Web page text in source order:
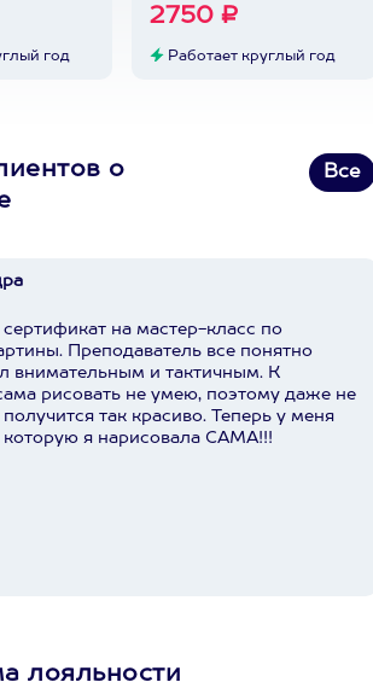
год
2750 ₽
Работает круглый год
о
Все
на мастер-класс по
Преподаватель все понятно
внимательным и тактичным. К
рисовать не умею, поэтому даже не
так красиво. Теперь у меня
которую я нарисовала САМА!!!
лояльности